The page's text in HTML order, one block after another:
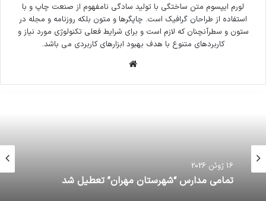
لورم ایپسوم متن ساختگی با تولید سادگی نامفهوم از صنعت چاپ و با
استفاده از طراحان گرافیک است. چاپگرها و متون بلکه روزنامه و مجله در
ستون و سطرآنچنان که لازم است و برای شرایط فعلی تکنولوژی مورد نیاز و
کاربردهای متنوع با هدف بهبود ابزارهای کاربردی می باشد.
16 ژوئن 2026
تمامی مدارس “شهرستان مهران” تعطیل شد